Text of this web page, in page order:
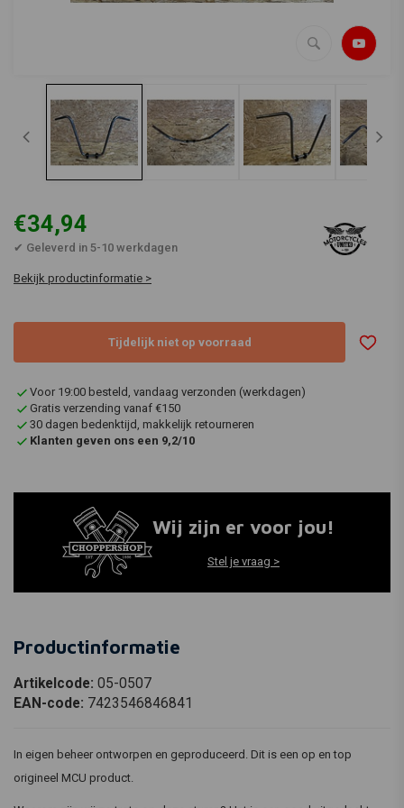
€34,94
✔ Geleverd in 5-10 werkdagen
Bekijk productinformatie >
Tijdelijk niet op voorraad
Voor 19:00 besteld, vandaag verzonden (werkdagen)
Gratis verzending vanaf €150
30 dagen bedenktijd, makkelijk retourneren
Klanten geven ons een 9,2/10
Wij zijn er voor jou!
Stel je vraag >
Productinformatie
Artikelcode: 05-0507
EAN-code: 7423546846841
In eigen beheer ontworpen en geproduceerd. Dit is een op en top
origineel MCU product.